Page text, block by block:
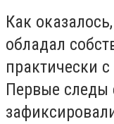
Как
обладал
практически
Первые следы